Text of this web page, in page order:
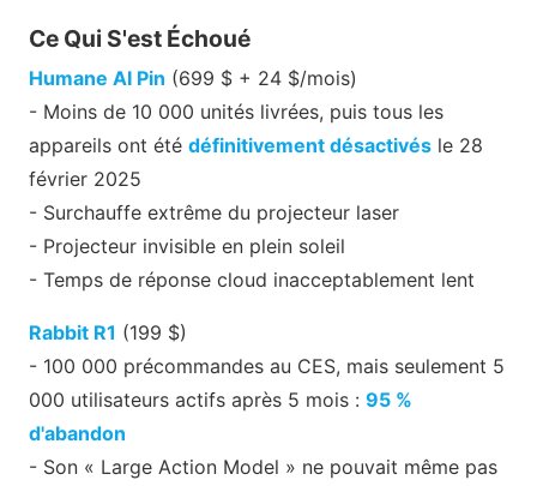
Ce Qui S'est Échoué
Humane AI Pin (699 $ + 24 $/mois)
- Moins de 10 000 unités livrées, puis tous les
appareils ont été définitivement désactivés le 28
février 2025
- Surchauffe extrême du projecteur laser
- Projecteur invisible en plein soleil
- Temps de réponse cloud inacceptablement lent
Rabbit R1 (199 $)
- 100 000 précommandes au CES, mais seulement 5
000 utilisateurs actifs après 5 mois : 95 %
d'abandon
- Son « Large Action Model » ne pouvait même pas